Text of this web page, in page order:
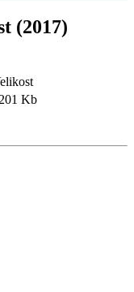
(2017)
Kb